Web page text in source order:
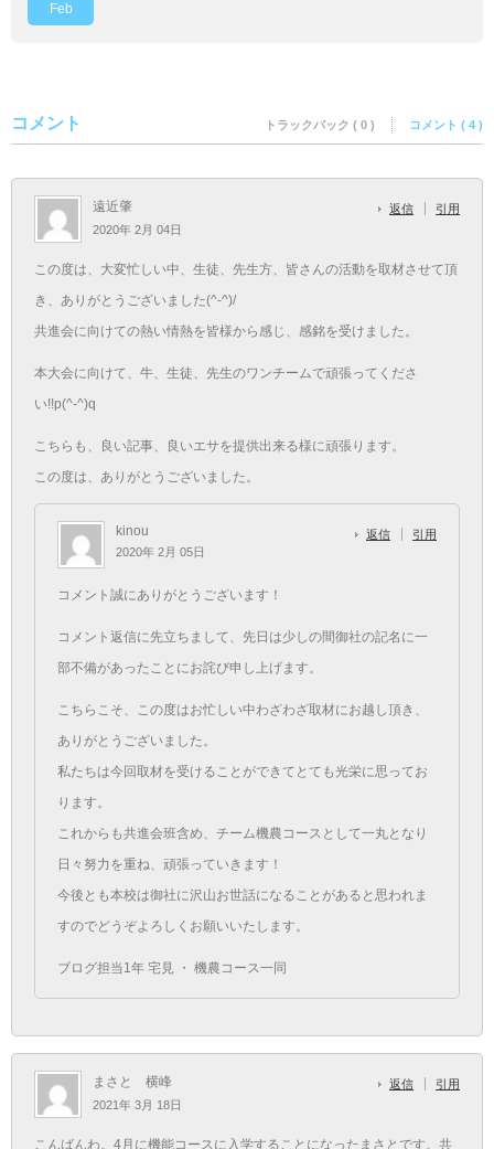
Feb
コメント トラックバック ( 0 ) コメント ( 4 )
遠近肇
2020年 2月 04日
返信 引用
この度は、大変忙しい中、生徒、先生方、皆さんの活動を取材させて頂
き、ありがとうございました(^-^)/
共進会に向けての熱い情熱を皆様から感じ、感銘を受けました。
本大会に向けて、牛、生徒、先生のワンチームで頑張ってくださ
い!!p(^-^)q
こちらも、良い記事、良いエサを提供出来る様に頑張ります。
この度は、ありがとうございました。
kinou
2020年 2月 05日
返信 引用
コメント誠にありがとうございます！
コメント返信に先立ちまして、先日は少しの間御社の記名に一
部不備があったことにお詫び申し上げます。
こちらこそ、この度はお忙しい中わざわざ取材にお越し頂き、
ありがとうございました。
私たちは今回取材を受けることができてとても光栄に思ってお
ります。
これからも共進会班含め、チーム機農コースとして一丸となり
日々努力を重ね、頑張っていきます！
今後とも本校は御社に沢山お世話になることがあると思われま
すのでどうぞよろしくお願いいたします。
ブログ担当1年 宅見 ・ 機農コース一同
まさと 横峰
2021年 3月 18日
返信 引用
こんばんわ。4月に機能コースに入学することになったまさとです。共